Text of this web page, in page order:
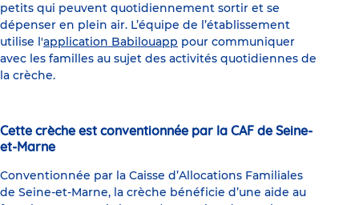
petits qui peuvent quotidiennement sortir et se
dépenser en plein air. L’équipe de l’établissement
utilise l'application Babilouapp pour communiquer
avec les familles au sujet des activités quotidiennes de
la crèche.
Cette crèche est conventionnée par la CAF de Seine-
et-Marne
Conventionnée par la Caisse d’Allocations Familiales
de Seine-et-Marne, la crèche bénéficie d’une aide au